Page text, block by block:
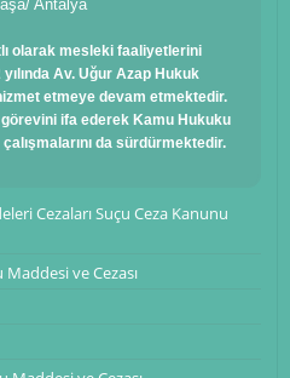
Antalya
olarak mesleki faaliyetlerini
Av. Uğur Azap Hukuk
etmeye devam etmektedir.
ifa ederek Kamu Hukuku
da sürdürmektedir.
Cezaları Suçu Ceza Kanunu
Maddesi ve Cezası